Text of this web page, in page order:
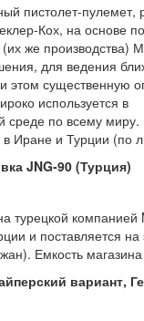
пистолет-пулемет,
Кох, на основе
же производства)
для ведения
этом существенную
используется в
среде по всему
в Иране и Турции (по
JNG-90 (Турция)
турецкой компанией
и поставляется на
Емкость
вариант,